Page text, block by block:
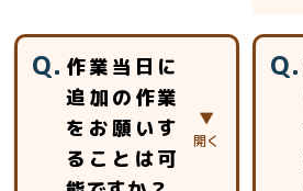
作業当日に
追加の作業
をお願いす
ることは可